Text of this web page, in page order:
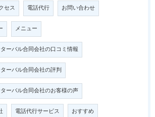
セス 電話代行 お問い合わせ
メニュー
ーバル合同会社の口コミ情報
ーバル合同会社の評判
ーバル合同会社のお客様の声
電話代行サービス おすすめ